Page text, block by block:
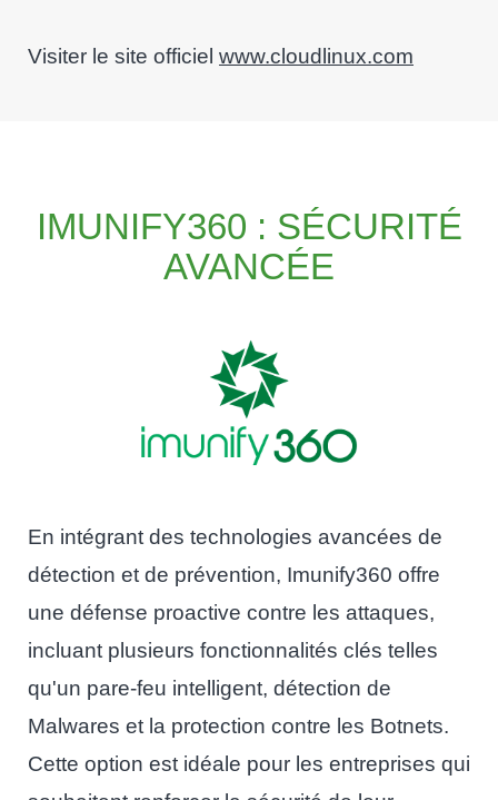
Visiter le site officiel www.cloudlinux.com
IMUNIFY360 : SÉCURITÉ
AVANCÉE
En intégrant des technologies avancées de
détection et de prévention, Imunify360 offre
une défense proactive contre les attaques,
incluant plusieurs fonctionnalités clés telles
qu'un pare-feu intelligent, détection de
Malwares et la protection contre les Botnets.
Cette option est idéale pour les entreprises qui